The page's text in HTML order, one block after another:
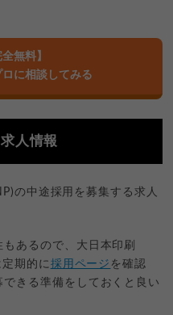
全無料】
に相談してみる
人情報
の中途採用を募集する求人
あるので、大日本印刷
期的に採用ページ を確認
きる準備をしておくと良い